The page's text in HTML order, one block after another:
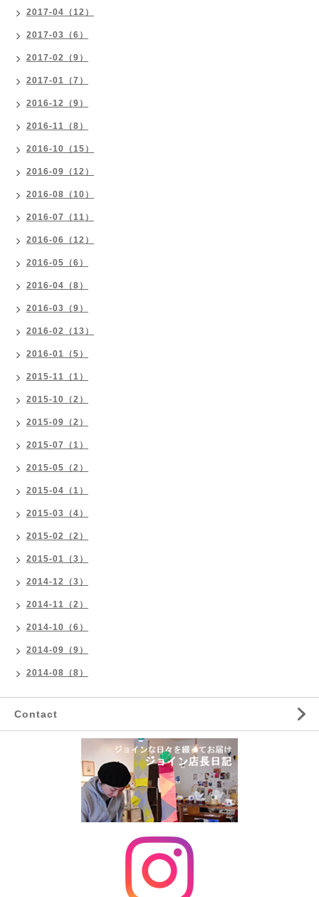
2017-04（12）
2017-03（6）
2017-02（9）
2017-01（7）
2016-12（9）
2016-11（8）
2016-10（15）
2016-09（12）
2016-08（10）
2016-07（11）
2016-06（12）
2016-05（6）
2016-04（8）
2016-03（9）
2016-02（13）
2016-01（5）
2015-11（1）
2015-10（2）
2015-09（2）
2015-07（1）
2015-05（2）
2015-04（1）
2015-03（4）
2015-02（2）
2015-01（3）
2014-12（3）
2014-11（2）
2014-10（6）
2014-09（9）
2014-08（8）
Contact